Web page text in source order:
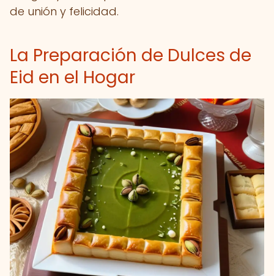
de unión y felicidad.
La Preparación de Dulces de
Eid en el Hogar